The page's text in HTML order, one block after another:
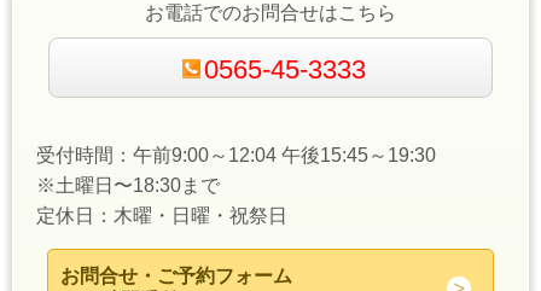
お電話でのお問合せはこちら
0565-45-3333
受付時間：午前9:00～12:04 午後15:45～19:30
※土曜日〜18:30まで
定休日：木曜・日曜・祝祭日
お問合せ・ご予約フォーム